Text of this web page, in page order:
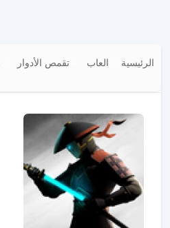
الرئيسية العاب تقمص الأدوار